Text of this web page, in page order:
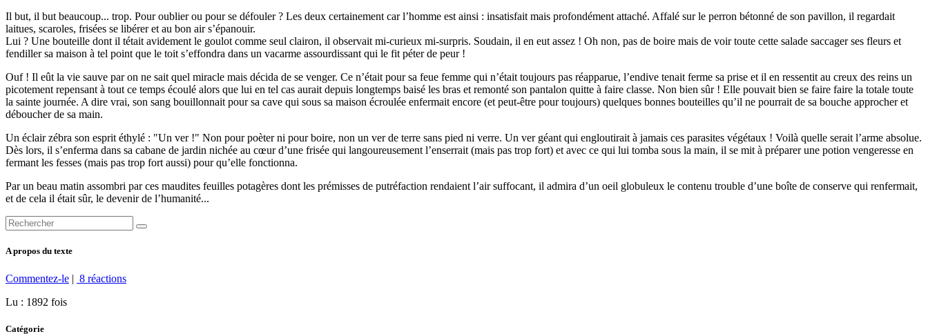
Il but, il but beaucoup... trop. Pour oublier ou pour se défouler ? Les deux certainement car l’homme est ainsi : insatisfait mais profondément attaché. Affalé sur le perron bétonné de son pavillon, il regardait
laitues, scaroles, frisées se libérer et au bon air s’épanouir.
Lui ? Une bouteille dont il tétait avidement le goulot comme seul clairon, il observait mi-curieux mi-surpris. Soudain, il en eut assez ! Oh non, pas de boire mais de voir toute cette salade saccager ses fleurs et
fendiller sa maison à tel point que le toit s’effondra dans un vacarme assourdissant qui le fit péter de peur !
Ouf ! Il eût la vie sauve par on ne sait quel miracle mais décida de se venger. Ce n’était pour sa feue femme qui n’était toujours pas réapparue, l’endive tenait ferme sa prise et il en ressentit au creux des reins un
picotement repensant à tout ce temps écoulé alors que lui en tel cas aurait depuis longtemps baisé les bras et remonté son pantalon quitte à faire classe. Non bien sûr ! Elle pouvait bien se faire faire la totale toute
la sainte journée. A dire vrai, son sang bouillonnait pour sa cave qui sous sa maison écroulée enfermait encore (et peut-être pour toujours) quelques bonnes bouteilles qu’il ne pourrait de sa bouche approcher et
déboucher de sa main.
Un éclair zébra son esprit éthylé : "Un ver !" Non pour poèter ni pour boire, non un ver de terre sans pied ni verre. Un ver géant qui engloutirait à jamais ces parasites végétaux ! Voilà quelle serait l’arme absolue.
Dès lors, il s’enferma dans sa cabane de jardin nichée au cœur d’une frisée qui langoureusement l’enserrait (mais pas trop fort) et avec ce qui lui tomba sous la main, il se mit à préparer une potion vengeresse en
fermant les fesses (mais pas trop fort aussi) pour qu’elle fonctionna.
Par un beau matin assombri par ces maudites feuilles potagères dont les prémisses de putréfaction rendaient l’air suffocant, il admira d’un oeil globuleux le contenu trouble d’une boîte de conserve qui renfermait,
et de cela il était sûr, le devenir de l’humanité...
A propos du texte
Commentez-le | 8 réactions
Lu : 1892 fois
Catégorie